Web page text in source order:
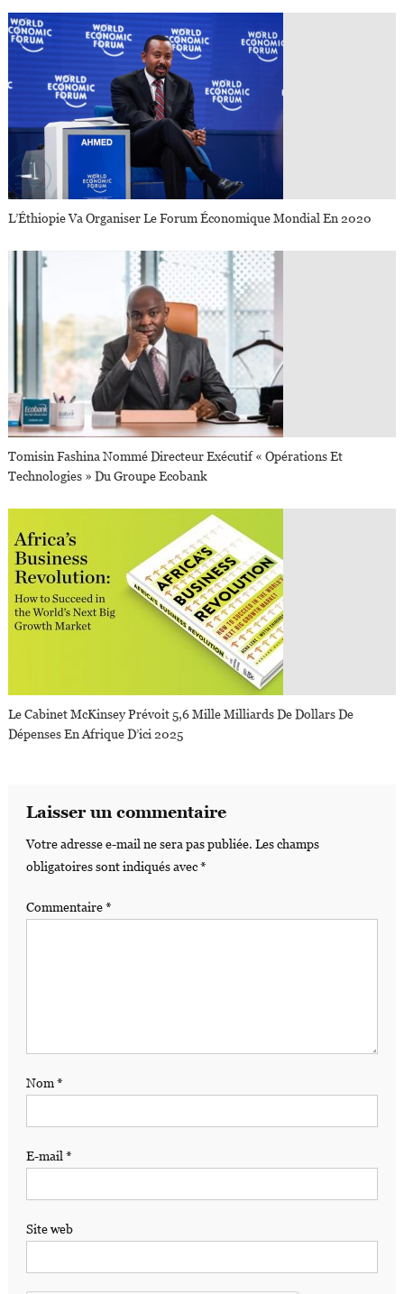
L’Éthiopie Va Organiser Le Forum Économique Mondial En 2020
Tomisin Fashina Nommé Directeur Exécutif « Opérations Et
Technologies » Du Groupe Ecobank
Le Cabinet McKinsey Prévoit 5,6 Mille Milliards De Dollars De
Dépenses En Afrique D’ici 2025
Laisser un commentaire
Votre adresse e-mail ne sera pas publiée. Les champs
obligatoires sont indiqués avec*
Commentaire*
Nom*
E-mail *
Site web